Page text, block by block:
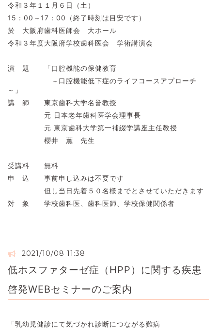
令和３年１１月６日（土）
15：00～17：00（終了時刻は目安です）
於 大阪府歯科医師会 大ホール
令和３年度大阪府学校歯科医会 学術講演会
演 題 「口腔機能の保健教育
～口腔機能低下症のライフコースアプローチ
～」
講 師 東京歯科大学名誉教授
元 日本老年歯科医学会理事長
元 東京歯科大学第一補綴学講座主任教授
櫻井 薫 先生
受講料 無料
申 込 事前申し込みは不要です
但し当日先着５０名様までとさせていただきます
対 象 学校歯科医、歯科医師、学校保健関係者
2021/10/08 11:38
低ホスファターゼ症（HPP）に関する疾患
啓発WEBセミナーのご案内
「乳幼児健診にて気づかれ診断につながる難病